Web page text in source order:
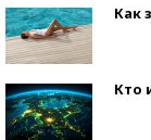
Как
Кто